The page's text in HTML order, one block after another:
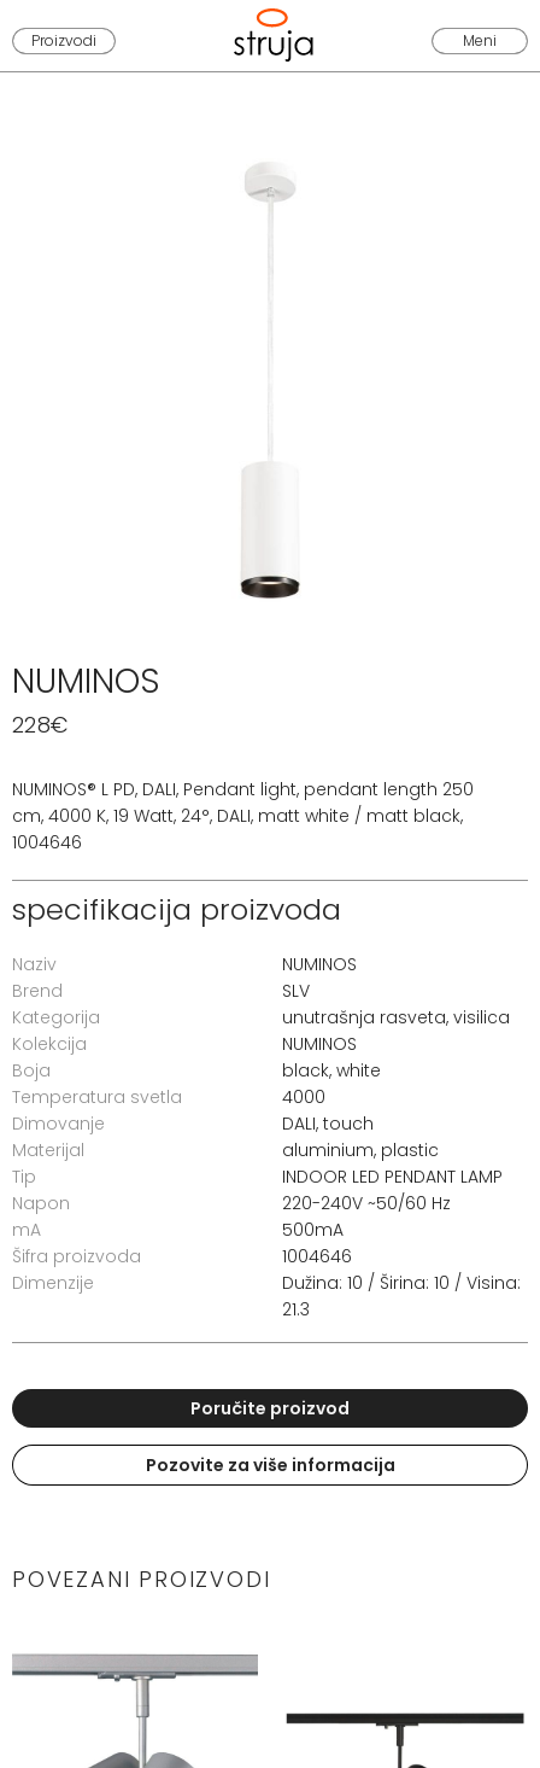
Proizvodi Meni
NUMINOS
228€
NUMINOS® L PD, DALI, Pendant light, pendant length 250
cm, 4000 K, 19 Watt, 24°, DALI, matt white / matt black,
1004646
specifikacija proizvoda
Naziv
NUMINOS
Brend
SLV
Kategorija
unutrašnja rasveta, visilica
Kolekcija
NUMINOS
Boja
black, white
Temperatura svetla
4000
Dimovanje
DALI, touch
Materijal
aluminium, plastic
Tip
INDOOR LED PENDANT LAMP
Napon
220-240V ~50/60 Hz
mA
500mA
Šifra proizvoda
1004646
Dimenzije
Dužina: 10 / Širina: 10 / Visina:
21.3
Poručite proizvod
Pozovite za više informacija
POVEZANI PROIZVODI